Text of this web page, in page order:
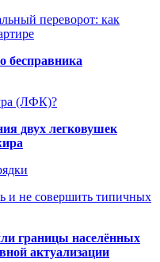
переворот: как
бесправника
(ЛФК)?
двух легковушек
и не совершить типичных
границы населённых
актуализации